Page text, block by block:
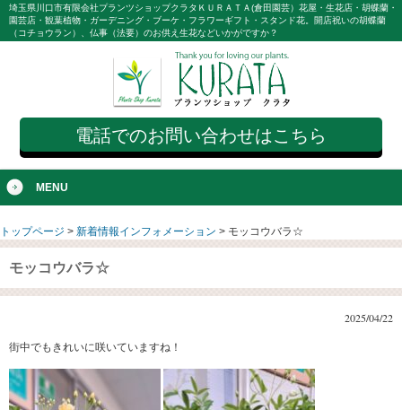
埼玉県川口市有限会社プランツショップクラタＫＵＲＡＴＡ(倉田園芸）花屋・生花店・胡蝶蘭・
園芸店・観葉植物・ガーデニング・ブーケ・フラワーギフト・スタンド花。開店祝いの胡蝶蘭
（コチョウラン）、仏事（法要）のお供え生花などいかがですか？
電話でのお問い合わせはこちら
MENU
トップページ > 新着情報インフォメーション > モッコウバラ☆
モッコウバラ☆
2025/04/22
街中でもきれいに咲いていますね！